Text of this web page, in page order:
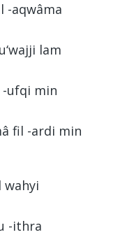
-aqwâma
lam
-ufqi min
fil -ardi min
wahyi
-ithra